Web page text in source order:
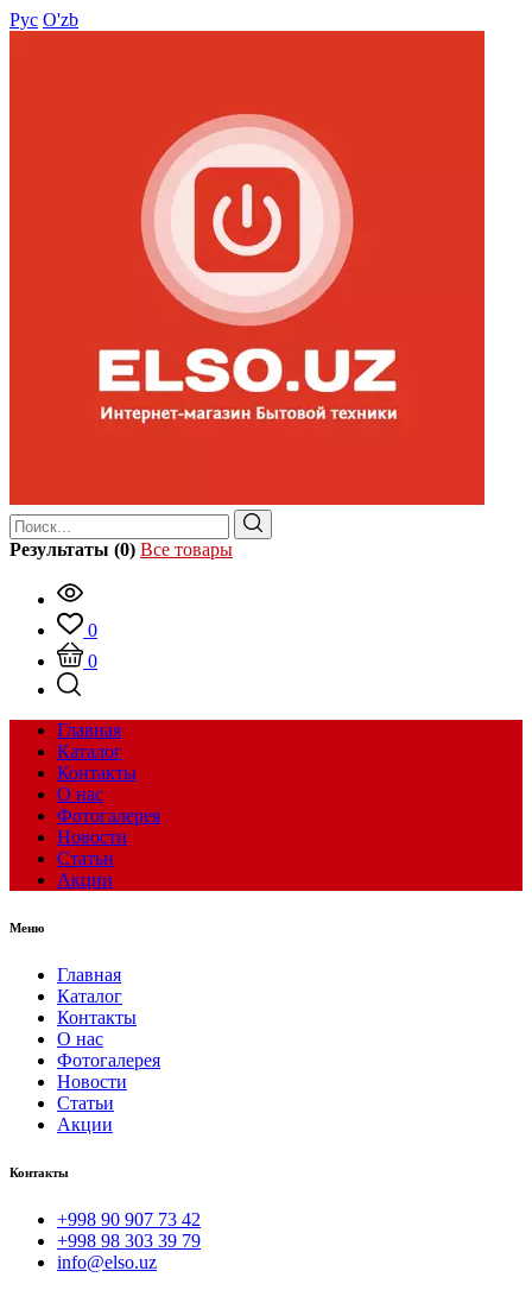
Рус O'zb
Результаты (0) Все товары
0
0
Главная
Каталог
Контакты
О нас
Фотогалерея
Новости
Статьи
Акции
Меню
Главная
Каталог
Контакты
О нас
Фотогалерея
Новости
Статьи
Акции
Контакты
+998 90 907 73 42
+998 98 303 39 79
info@elso.uz